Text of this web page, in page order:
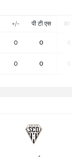
+/- पी टी एस
0 0 0
0 0 0